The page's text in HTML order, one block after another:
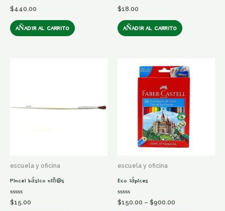
Valorado
en
de
5
$440.00
AÑADIR AL CARRITO
Valorado
en
de
5
$18.00
AÑADIR AL CARRITO
escuela y oficina
Pincel básico niñ@s
Valorado
en
$15.00
escuela y oficina
Eco lápices
Valorado
en
$150.00 – $900.00